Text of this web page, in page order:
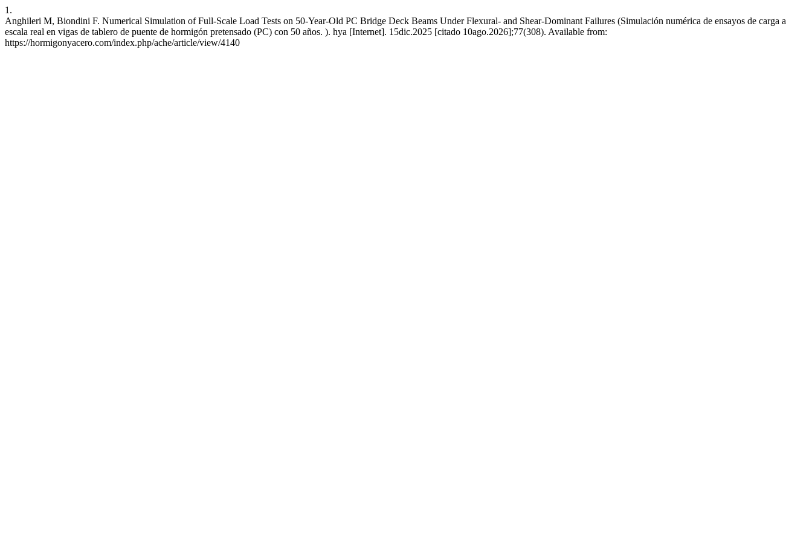
1.
Anghileri M, Biondini F. Numerical Simulation of Full-Scale Load Tests on 50-Year-Old PC Bridge Deck Beams Under Flexural- and Shear-Dominant Failures (Simulación numérica de ensayos de carga a
escala real en vigas de tablero de puente de hormigón pretensado (PC) con 50 años. ). hya [Internet]. 15dic.2025 [citado 10ago.2026];77(308). Available from:
https://hormigonyacero.com/index.php/ache/article/view/4140